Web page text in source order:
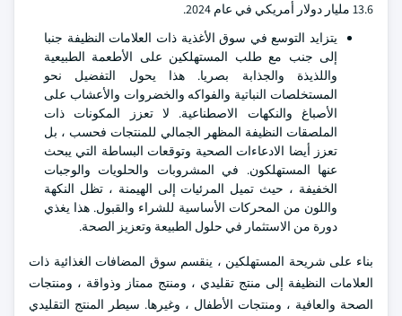
13.6 مليار دولار أمريكي في عام 2024.
يتزايد التوسع في سوق الأغذية ذات العلامات النظيفة جنبا
إلى جنب مع طلب المستهلكين على الأطعمة الطبيعية
واللذيذة والجذابة بصريا. هذا يحول التفضيل نحو
المستخلصات النباتية والفواكه والخضروات والأعشاب على
الأصباغ والنكهات الاصطناعية. لا تعزز المكونات ذات
الملصقات النظيفة المظهر الجمالي للمنتجات فحسب ، بل
تعزز أيضا الادعاءات الصحية وتوقعات البساطة التي يبحث
عنها المستهلكون. في المشروبات والحلويات والوجبات
الخفيفة ، حيث تميل المرئيات إلى الهيمنة ، تظل النكهة
واللون من المحركات الأساسية للشراء والقبول. هذا يغذي
دورة من الاستثمار في حلول الطبيعة وتعزيز الصحة.
بناء على شريحة المستهلكين ، ينقسم سوق المضافات الغذائية ذات
العلامات النظيفة إلى منتج تقليدي ، ومنتج ممتاز وذواقة ، ومنتجات
الصحة والعافية ، ومنتجات الأطفال ، وغيرها. سيطر المنتج التقليدي